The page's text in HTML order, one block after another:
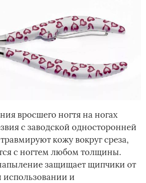
вросшего ногтя на ногах
с заводской односторонней
кожу вокруг среза,
с ногтем любом толщины.
защищает щипчики от
и